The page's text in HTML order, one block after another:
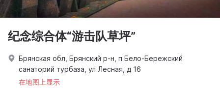
纪念综合体“游击队草坪”
Брянская обл, Брянский р-н, п Бело-Бережский
санаторий турбаза, ул Лесная, д 16
在地图上显示